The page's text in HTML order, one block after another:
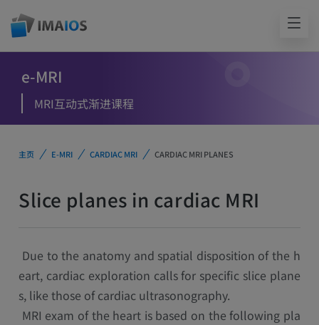
e-MRI
MRI互动式渐进课程
主页 E-MRI CARDIAC MRI CARDIAC MRI PLANES
Slice planes in cardiac MRI
Due to the anatomy and spatial disposition of the h
eart, cardiac exploration calls for specific slice plane
s, like those of cardiac ultrasonography.
MRI exam of the heart is based on the following pla